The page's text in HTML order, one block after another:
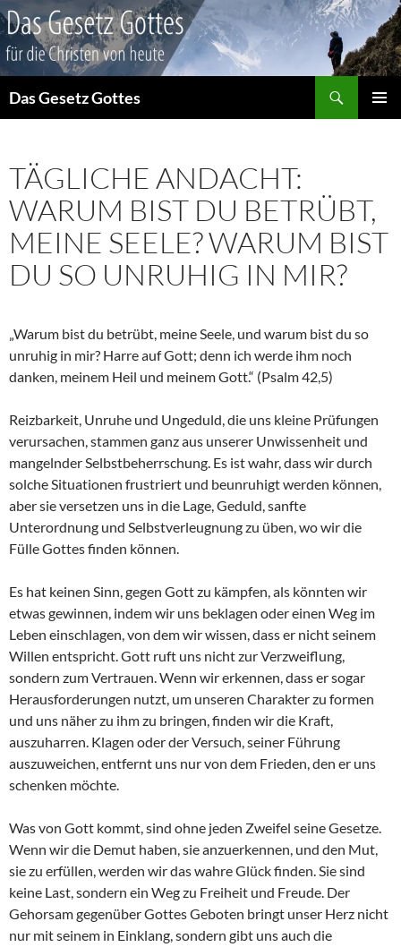
Das Gesetz Gottes
TÄGLICHE ANDACHT:
WARUM BIST DU BETRÜBT,
MEINE SEELE? WARUM BIST
DU SO UNRUHIG IN MIR?
„Warum bist du betrübt, meine Seele, und warum bist du so
unruhig in mir? Harre auf Gott; denn ich werde ihm noch
danken, meinem Heil und meinem Gott.“ (Psalm 42,5)
Reizbarkeit, Unruhe und Ungeduld, die uns kleine Prüfungen
verursachen, stammen ganz aus unserer Unwissenheit und
mangelnder Selbstbeherrschung. Es ist wahr, dass wir durch
solche Situationen frustriert und beunruhigt werden können,
aber sie versetzen uns in die Lage, Geduld, sanfte
Unterordnung und Selbstverleugnung zu üben, wo wir die
Fülle Gottes finden können.
Es hat keinen Sinn, gegen Gott zu kämpfen, als könnten wir
etwas gewinnen, indem wir uns beklagen oder einen Weg im
Leben einschlagen, von dem wir wissen, dass er nicht seinem
Willen entspricht. Gott ruft uns nicht zur Verzweiflung,
sondern zum Vertrauen. Wenn wir erkennen, dass er sogar
Herausforderungen nutzt, um unseren Charakter zu formen
und uns näher zu ihm zu bringen, finden wir die Kraft,
auszuharren. Klagen oder der Versuch, seiner Führung
auszuweichen, entfernt uns nur von dem Frieden, den er uns
schenken möchte.
Was von Gott kommt, sind ohne jeden Zweifel seine Gesetze.
Wenn wir die Demut haben, sie anzuerkennen, und den Mut,
sie zu erfüllen, werden wir das wahre Glück finden. Sie sind
keine Last, sondern ein Weg zu Freiheit und Freude. Der
Gehorsam gegenüber Gottes Geboten bringt unser Herz nicht
nur mit seinem in Einklang, sondern gibt uns auch die